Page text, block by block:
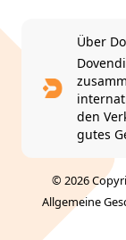
Über
den
gutes
© 2026
Allgemeine